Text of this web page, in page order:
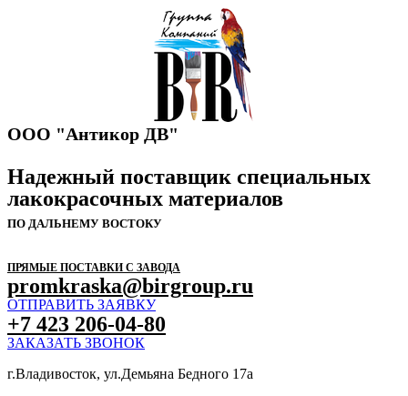
ООО "Антикор ДВ"
Надежный поставщик специальных
лакокрасочных материалов
ПО ДАЛЬНЕМУ ВОСТОКУ
ПРЯМЫЕ ПОСТАВКИ С ЗАВОДА
promkraska@birgroup.ru
ОТПРАВИТЬ ЗАЯВКУ
+7 423 206-04-80
ЗАКАЗАТЬ ЗВОНОК
г.Владивосток, ул.Демьяна Бедного 17а